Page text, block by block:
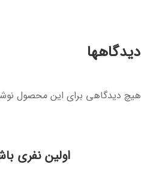
دیدگاهها
هیچ دیدگاهی برای این محصول
اولین نفری